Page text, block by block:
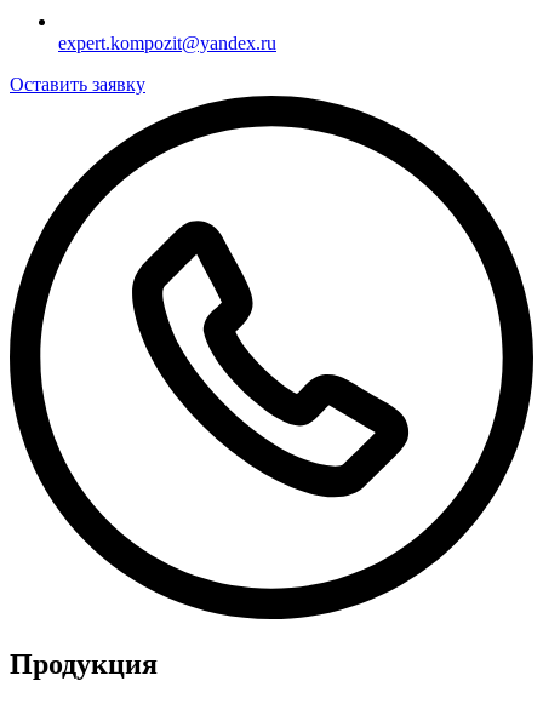
expert.kompozit@yandex.ru
Оставить заявку
Продукция